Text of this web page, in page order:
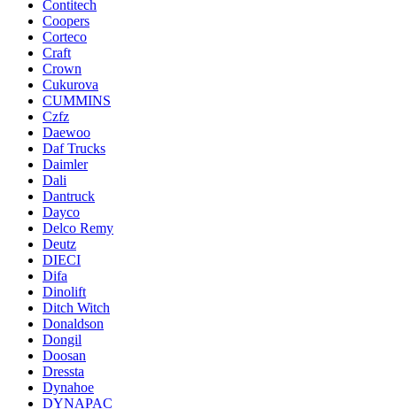
Contitech
Coopers
Corteco
Craft
Crown
Cukurova
CUMMINS
Czfz
Daewoo
Daf Trucks
Daimler
Dali
Dantruck
Dayco
Delco Remy
Deutz
DIECI
Difa
Dinolift
Ditch Witch
Donaldson
Dongil
Doosan
Dressta
Dynahoe
DYNAPAC